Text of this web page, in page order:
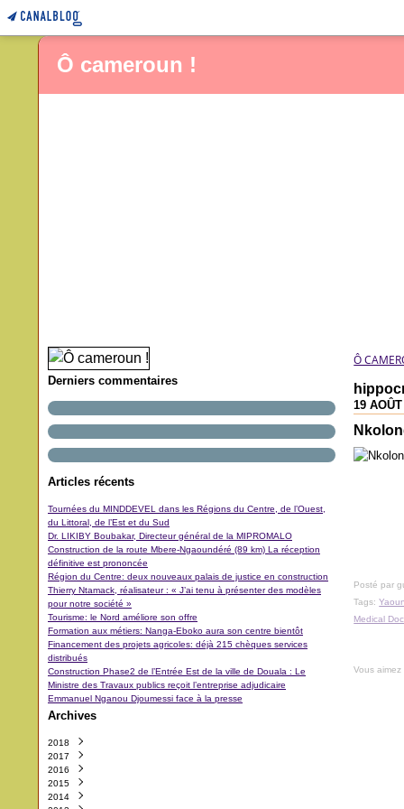
Ô cameroun !
Derniers commentaires
Articles récents
Tournées du MINDDEVEL dans les Régions du Centre, de l’Ouest,
du Littoral, de l’Est et du Sud
Dr. LIKIBY Boubakar, Directeur général de la MIPROMALO
Construction de la route Mbere-Ngaoundéré (89 km) La réception
définitive est prononcée
Région du Centre: deux nouveaux palais de justice en construction
Thierry Ntamack, réalisateur : « J’ai tenu à présenter des modèles
pour notre société »
Tourisme: le Nord améliore son offre
Formation aux métiers: Nanga-Eboko aura son centre bientôt
Financement des projets agricoles: déjà 215 chèques services
distribués
Construction Phase2 de l’Entrée Est de la ville de Douala : Le
Ministre des Travaux publics reçoit l’entreprise adjudicaire
Emmanuel Nganou Djoumessi face à la presse
Archives
2018
Octobre
Septembre
Août
Juillet
2017
Décembre
Novembre
Octobre
2016
Décembre
Novembre
2015
Décembre
2014
Ô
19
Posté par
Tags:
Medical
Vous aimez